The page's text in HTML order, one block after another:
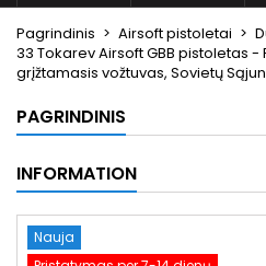
Pagrindinis Airsoft pistoletai
33 Tokarev Airsoft GBB pistoletas
grįžtamasis vožtuvas, Sovietų
PAGRINDINIS
INFORMATION
Nauja